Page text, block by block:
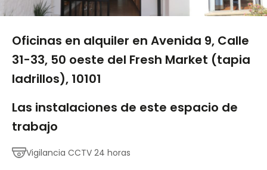
Oficinas en alquiler en Avenida 9, Calle
31-33, 50 oeste del Fresh Market (tapia
ladrillos), 10101
Las instalaciones de este espacio de
trabajo
Vigilancia CCTV 24 horas